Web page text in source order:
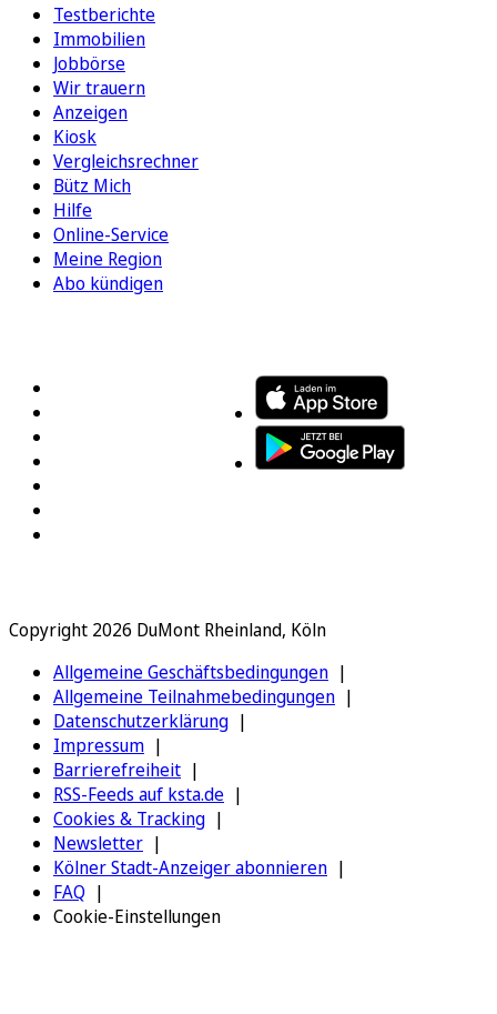
Testberichte
Immobilien
Jobbörse
Wir trauern
Anzeigen
Kiosk
Vergleichsrechner
Bütz Mich
Hilfe
Online-Service
Meine Region
Abo kündigen
Copyright 2026 DuMont Rheinland, Köln
Allgemeine Geschäftsbedingungen
Allgemeine Teilnahmebedingungen
Datenschutzerklärung
Impressum
Barrierefreiheit
RSS-Feeds auf ksta.de
Cookies & Tracking
Newsletter
Kölner Stadt-Anzeiger abonnieren
FAQ
Cookie-Einstellungen